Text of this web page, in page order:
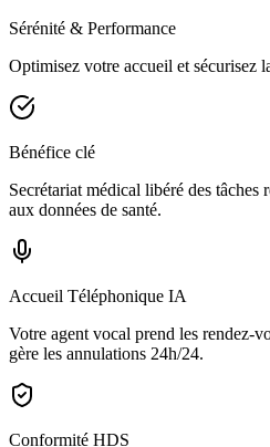
Sérénité & Performance
Optimisez votre accueil et sécurisez
Bénéfice clé
Secrétariat médical libéré des
aux données de santé.
Accueil Téléphonique IA
Votre agent vocal prend les rendez-
gère les annulations 24h/24.
Conformité HDS